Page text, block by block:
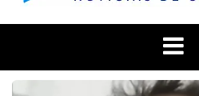
Portal